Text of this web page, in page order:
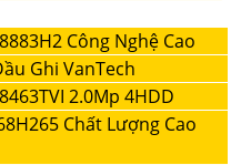
Công Nghệ Cao
Ghi VanTech
2.0Mp 4HDD
Chất Lượng Cao